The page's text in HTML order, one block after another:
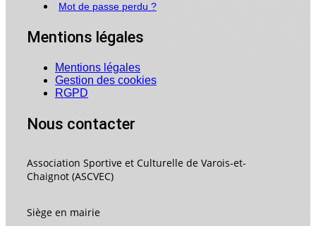
Mot de passe perdu ?
Mentions légales
Mentions légales
Gestion des cookies
RGPD
Nous contacter
Association Sportive et Culturelle de Varois-et-
Chaignot (ASCVEC)
Siège en mairie